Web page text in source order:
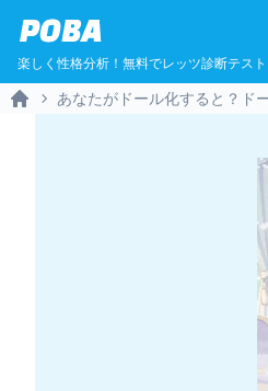
POBA
楽しく性格分析！無料でレッツ診断テスト
あなたがドール化すると？ド